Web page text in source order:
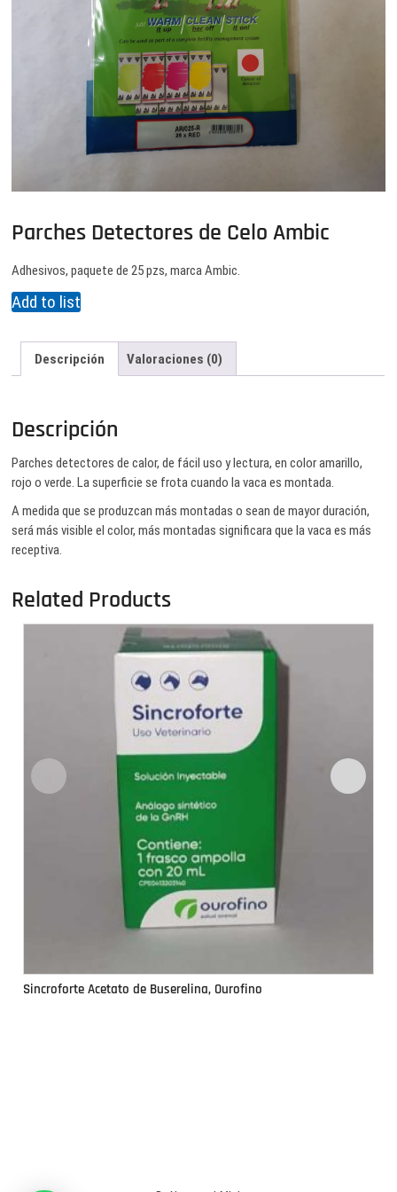
Parches Detectores de Celo Ambic
Adhesivos, paquete de 25 pzs, marca Ambic.
Add to list
Descripción Valoraciones (0)
Descripción
Parches detectores de calor, de fácil uso y lectura, en color amarillo,
rojo o verde. La superficie se frota cuando la vaca es montada.
A medida que se produzcan más montadas o sean de mayor duración,
será más visible el color, más montadas significara que la vaca es más
receptiva.
Related Products
Sincroforte Acetato de Buserelina, Ourofino